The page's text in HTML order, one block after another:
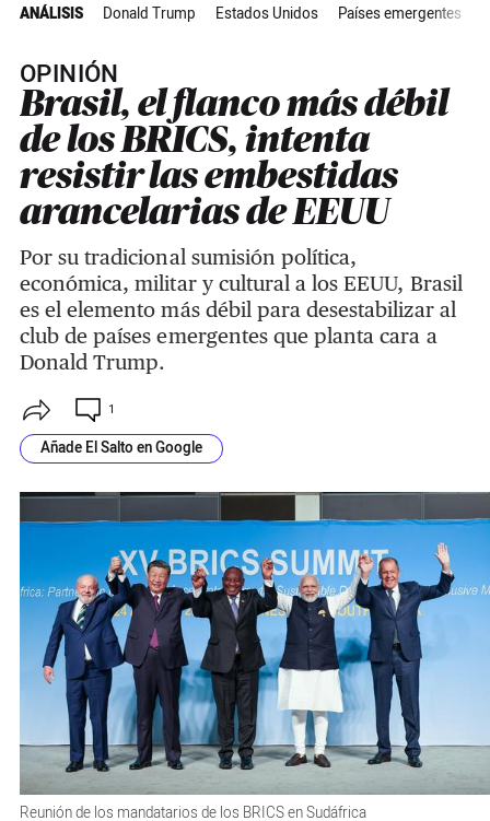
ANÁLISIS Donald Trump Estados Unidos Países emergentes
OPINIÓN
Brasil, el flanco más débil
de los BRICS, intenta
resistir las embestidas
arancelarias de EEUU
Por su tradicional sumisión política,
económica, militar y cultural a los EEUU, Brasil
es el elemento más débil para desestabilizar al
club de países emergentes que planta cara a
Donald Trump.
1
Añade El Salto en Google
Reunión de los mandatarios de los BRICS en Sudáfrica